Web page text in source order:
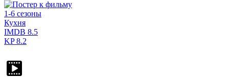
1-6 сезоны
Кухня
IMDB 8.5
KP8.2